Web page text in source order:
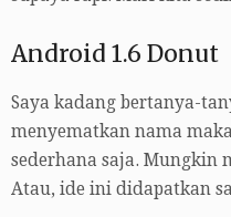
Android 1.6 Donut
Saya kadang bertanya-
menyematkan nama
sederhana saja. Mungkin
Atau, ide ini didapatkan